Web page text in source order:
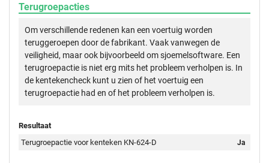
Terugroepacties
Om verschillende redenen kan een voertuig worden
teruggeroepen door de fabrikant. Vaak vanwegen de
veiligheid, maar ook bijvoorbeeld om sjoemelsoftware. Een
terugroepactie is niet erg mits het probleem verholpen is. In
de kentekencheck kunt u zien of het voertuig een
terugroepactie had en of het probleem verholpen is.
Resultaat
Terugroepactie voor kenteken KN-624-D
Ja